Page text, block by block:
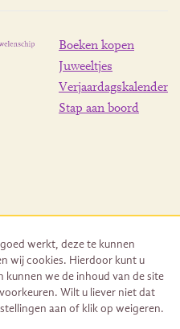
Boeken kopen
Juweeltjes
Verjaardagskalender
Stap aan boord
werkt, deze te kunnen
wij cookies. Hierdoor kunt u
kunnen we de inhoud van de site
Wilt u liever niet dat
aan of klik op weigeren.